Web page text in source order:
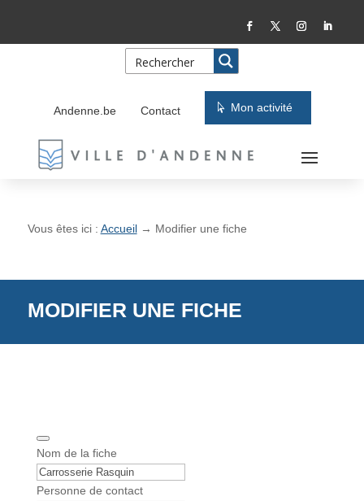
Content
la
Andenne.be Contact Mon activité
Vous êtes ici : Accueil→ Modifier une fiche
MODIFIER UNE FICHE
Nom de la fiche
P
Personne de contact